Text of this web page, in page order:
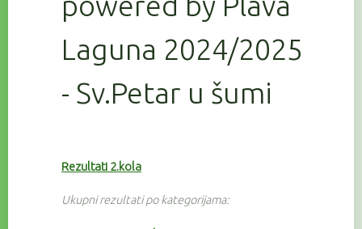
Laguna 2024/2025
- Sv.Petar u šumi
Rezultati 2.kola
Ukupni rezultati po kategorijama: